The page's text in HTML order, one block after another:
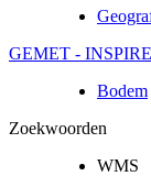
GEMET -
Bodem
Zoekwoorden
WMS